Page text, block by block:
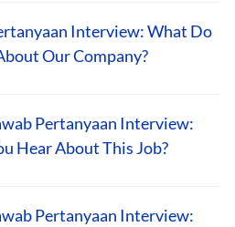
Interview: What Do
Our Company?
Pertanyaan Interview:
Hear About This Job?
Pertanyaan Interview: